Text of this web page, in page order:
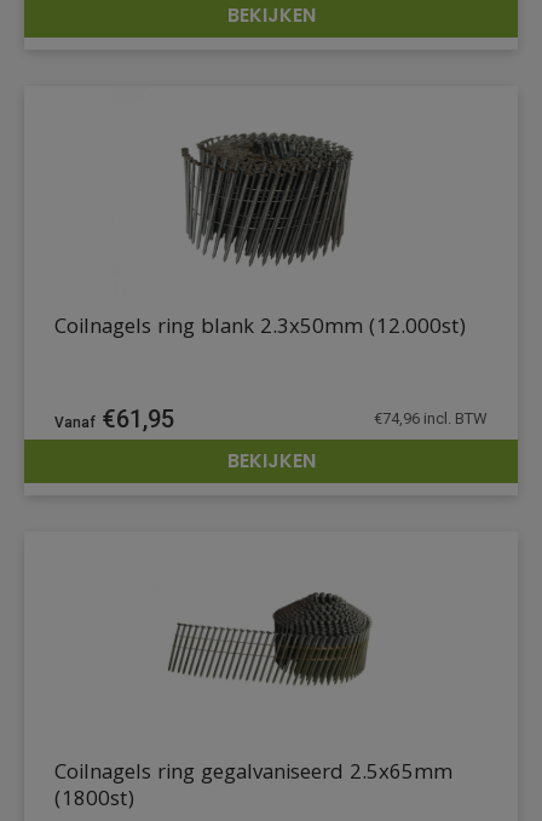
DETAILS
BEKIJKEN
DETAILS
Coilnagels ring blank 2.3x50mm (12.000st)
€61,95 €74,96 incl. BTW
BEKIJKEN
Coilnagels ring gegalvaniseerd 2.5x65mm
(1800st)